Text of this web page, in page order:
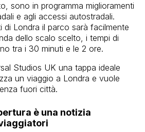
sono in programma miglioramenti
e agli accessi autostradali.
di Londra il parco sarà facilmente
dello scalo scelto, i tempi di
tra i 30 minuti e le 2 ore.
Studios UK una tappa ideale
un viaggio a Londra e vuole
fuori città.
è una notizia